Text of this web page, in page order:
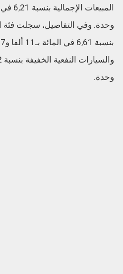
وحدة. وفي التفاصيل، سجلت فئة
وحدة.